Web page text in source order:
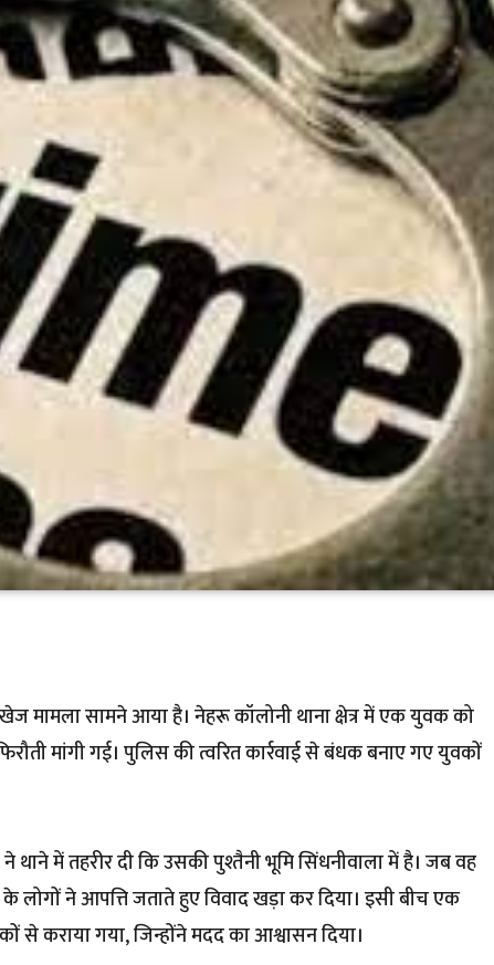
मामला सामने आया है। नेहरू कॉलोनी थाना क्षेत्र में एक युवक को
मांगी गई। पुलिस की त्वरित कार्रवाई से बंधक बनाए गए युवकों
थाने में तहरीर दी कि उसकी पुश्तैनी भूमि सिंधनीवाला में है। जब वह
लोगों ने आपत्ति जताते हुए विवाद खड़ा कर दिया। इसी बीच एक
से कराया गया, जिन्होंने मदद का आश्वासन दिया।